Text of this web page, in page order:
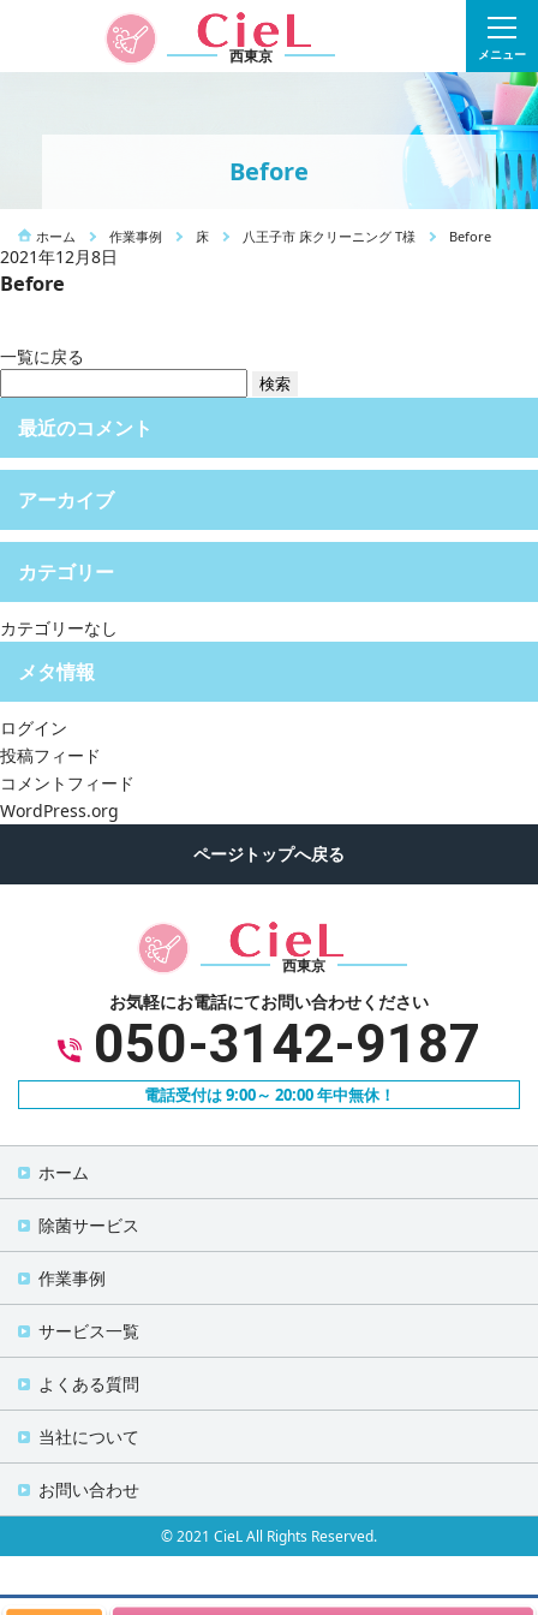
西東京 メニュー
Before
ホーム 作業事例 床 八王子市 床クリーニング T様 Before
2021年12月8日
Before
一覧に戻る
索:
最近のコメント
アーカイブ
カテゴリー
カテゴリーなし
メタ情報
ログイン
投稿フィード
コメントフィード
WordPress.org
西東京
お気軽にお電話にてお問い合わせください
050-3142-9187
電話受付は 9:00～ 20:00 年中無休！
ホーム
除菌サービス
作業事例
サービス一覧
よくある質問
当社について
お問い合わせ
© 2021 CieL All Rights Reserved.